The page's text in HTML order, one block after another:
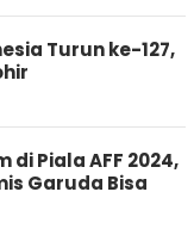
Turun ke-127,
di Piala AFF 2024,
Garuda Bisa